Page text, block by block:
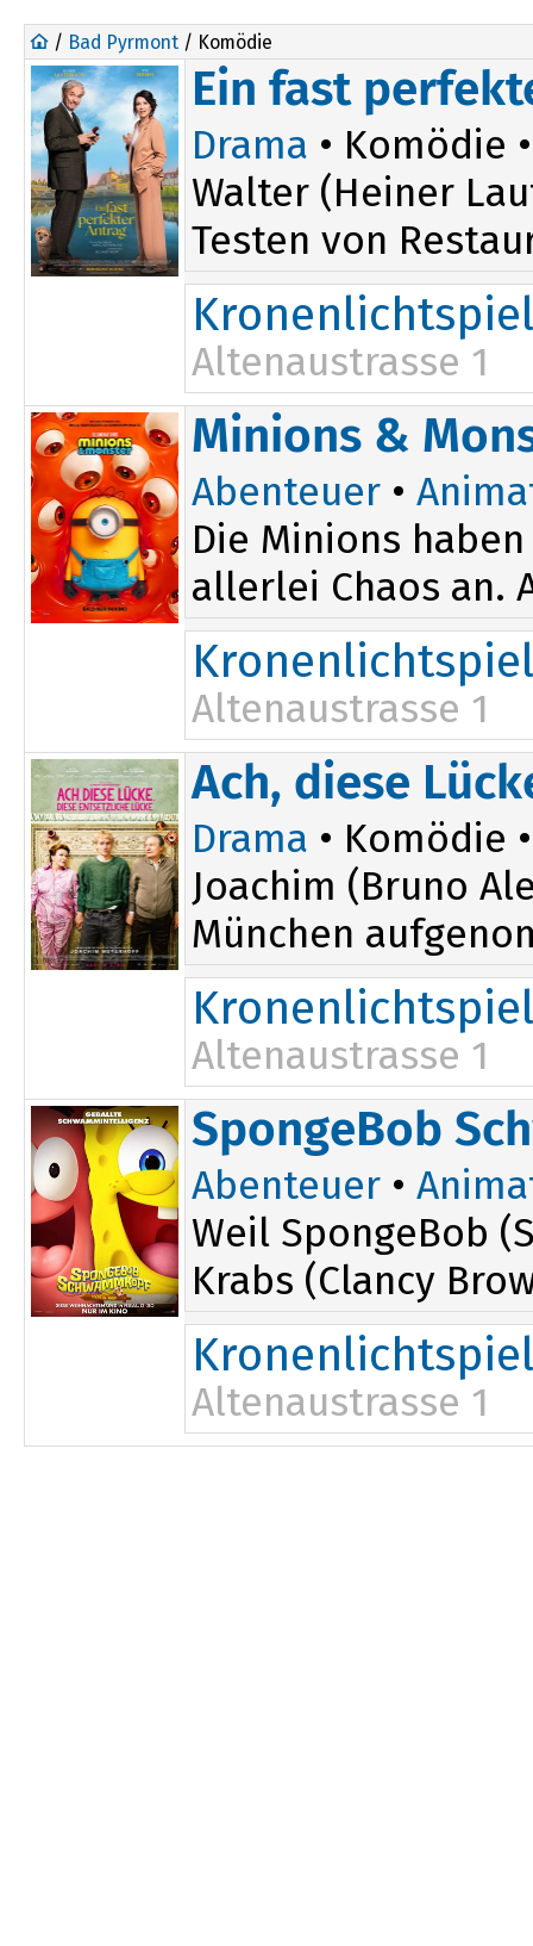
/ Bad Pyrmont / Komödie
Ein fast
Drama • Komödie
Walter (Heiner
Testen von
Altenaustrasse 1
19:30
Minions &
Abenteuer •
Die Minions
allerlei Chaos an.
Altenaustrasse 1
Ach, diese
Drama • Komödie
Joachim (Bruno
München
Altenaustrasse 1
SpongeBob
Abenteuer •
Weil SpongeBob
Krabs (Clancy
Altenaustrasse 1